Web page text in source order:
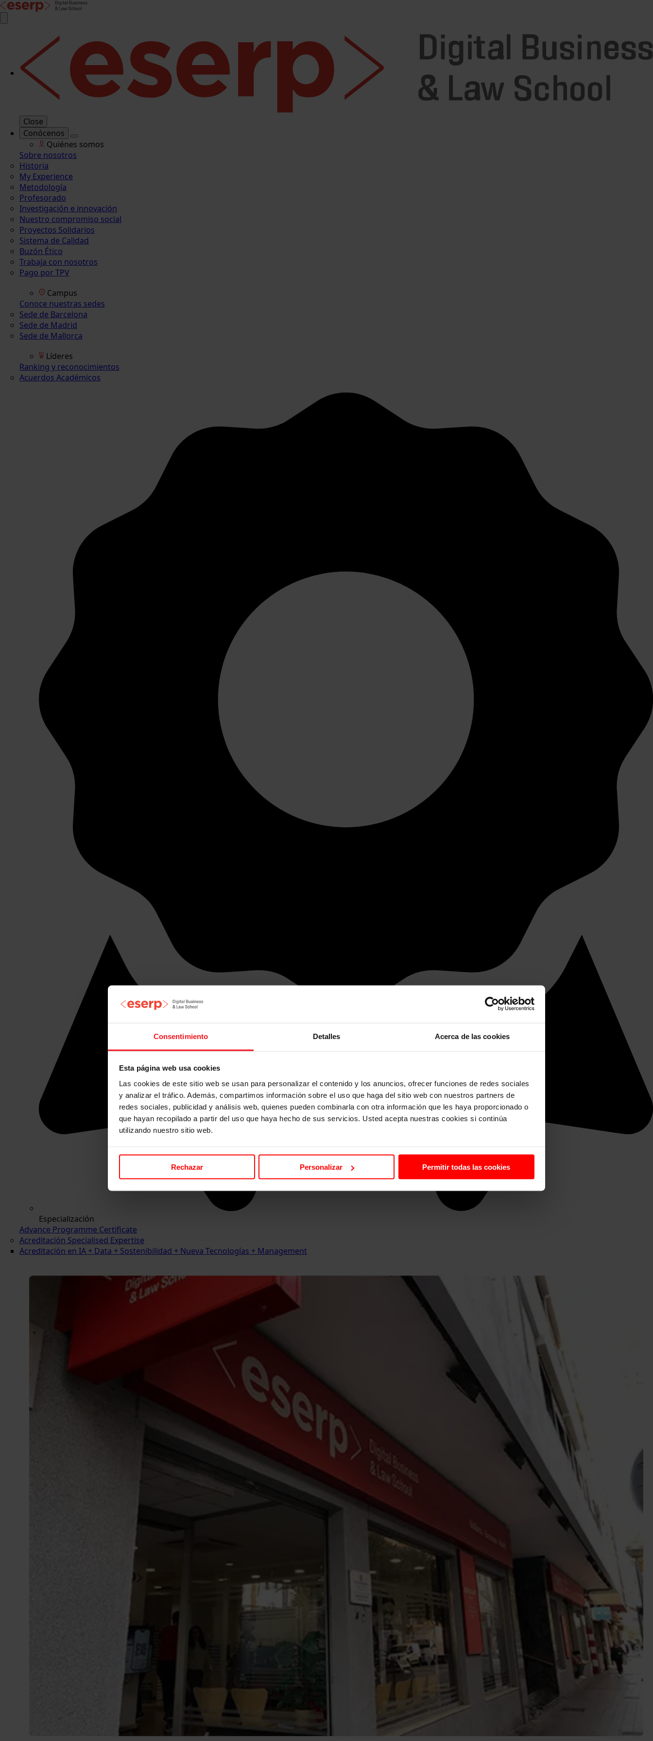
Consentimiento Detalles Acerca de las cookies
Esta página web usa cookies
Las cookies de este sitio web se usan para personalizar el contenido y los anuncios, ofrecer funciones de redes sociales
y analizar el tráfico. Además, compartimos información sobre el uso que haga del sitio web con nuestros partners de
redes sociales, publicidad y análisis web, quienes pueden combinarla con otra información que les haya proporcionado o
que hayan recopilado a partir del uso que haya hecho de sus servicios. Usted acepta nuestras cookies si continúa
utilizando nuestro sitio web.
Rechazar Personalizar Permitir todas las cookies
Close
Conócenos
Quiénes somos
Sobre nosotros
Historia
My Experience
Metodología
Profesorado
Investigación e innovación
Nuestro compromiso social
Proyectos Solidarios
Sistema de Calidad
Buzón Ético
Trabaja con nosotros
Pago por TPV
Campus
Conoce nuestras sedes
Sede de Barcelona
Sede de Madrid
Sede de Mallorca
Líderes
Ranking y reconocimientos
Acuerdos Académicos
Especialización
Advance Programme Certificate
Acreditación Specialised Expertise
Acreditación en IA + Data + Sostenibilidad + Nueva Tecnologías + Management